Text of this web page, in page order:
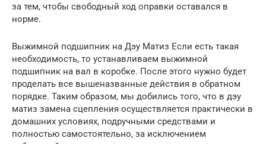
за тем, чтобы свободный ход оправки оставался в
норме.
Выжимной подшипник на Дэу Матиз Если есть такая
необходимость, то устанавливаем выжимной
подшипник на вал в коробке. После этого нужно будет
проделать все вышеназванные действия в обратном
порядке. Таким образом, мы добились того, что в дэу
матиз замена сцепления осуществляется практически в
домашних условиях, подручными средствами и
полностью самостоятельно, за исключением